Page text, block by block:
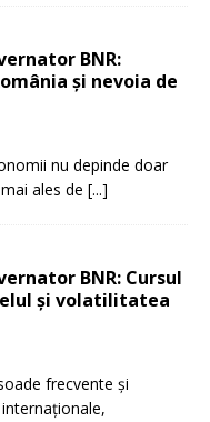
BNR:
și nevoia de
nu depinde doar
ales de [...]
BNR: Cursul
și volatilitatea
frecvente și